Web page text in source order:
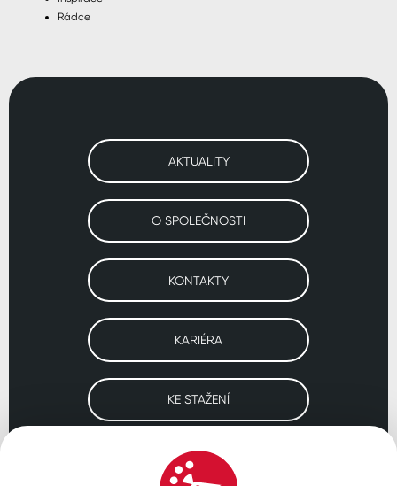
Rádce
AKTUALITY
O SPOLEČNOSTI
KONTAKTY
KARIÉRA
KE STAŽENÍ
Navštivte naše pobočky